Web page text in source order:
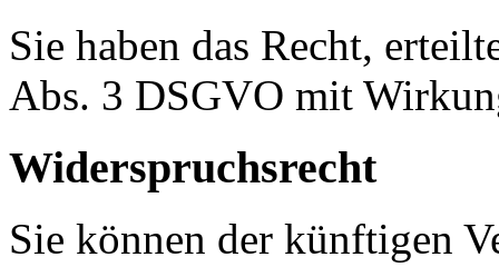
Sie haben das Recht,
Abs. 3 DSGVO mit
Widerspruchsrecht
Sie können der künftigen